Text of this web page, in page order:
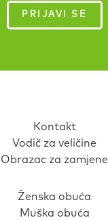
Kontakt
Vodič za veličine
Obrazac za zamjene
Ženska obuća
Muška obuća